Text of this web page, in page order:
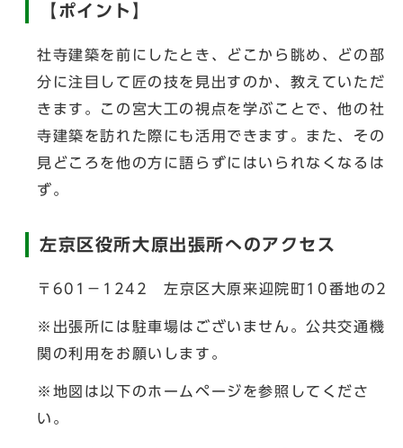
【ポイント】
社寺建築を前にしたとき、どこから眺め、どの部
分に注目して匠の技を見出すのか、教えていただ
きます。この宮大工の視点を学ぶことで、他の社
寺建築を訪れた際にも活用できます。また、その
見どころを他の方に語らずにはいられなくなるは
ず。
左京区役所大原出張所へのアクセス
〒601－1242 左京区大原来迎院町10番地の2
※出張所には駐車場はございません。公共交通機
関の利用をお願いします。
※地図は以下のホームページを参照してくださ
い。